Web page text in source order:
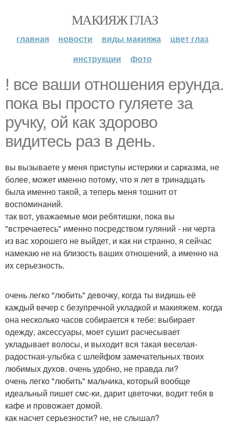
МАКИЯЖ ГЛАЗ
главная новости виды макияжа
цвет глаз
инструкции
фото
! все ваши отношения ерунда.
пока вы просто гуляете за
ручку, ой как здорово
видитесь раз в день.
вы вызываете у меня приступы истерики и сарказма, не
более, может именно потому, что я лет в тринадцать
была именно такой, а теперь меня тошнит от
воспоминаний.
так вот, уважаемые мои ребятишки, пока вы
"встречаетесь" именно посредством гуляний - ни черта
из вас хорошего не выйдет, и как ни странно, я сейчас
намекаю не на близость ваших отношений, а именно на
их серьезность.
очень легко "любить" девочку, когда ты видишь её
каждый вечер с безупречной укладкой и макияжем. когда
она несколько часов собирается к тебе: выбирает
одежду, аксессуары, моет сушит расчесывает
укладывает волосы, и выходит вся такая веселая-
радостная-улыбка с шлейфом замечательных твоих
любимых духов. очень удобно, не правда ли?
очень легко "любить" мальчика, который вообще
идеальный пишет смс-ки, дарит цветочки, водит тебя в
кафе и провожает домой.
как насчет серьезности? не, не слышал?